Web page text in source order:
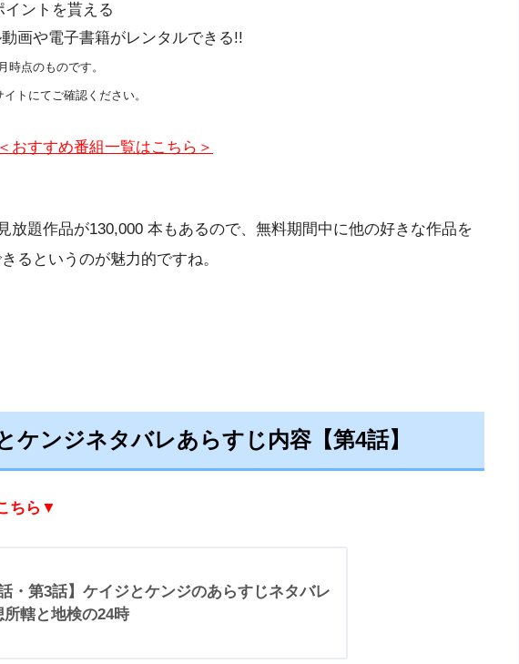
イントを貰える
画や電子書籍がレンタルできる!!
点のものです。
トにてご確認ください。
おすすめ番組一覧はこちら＞
放題作品が130,000 本もあるので、無料期間中に他の好きな作品を
るというのが魅力的ですね。
ケンジネタバレあらすじ内容【第4話】
ちら▼
話・第3話】ケイジとケンジのあらすじネタバレ
所轄と地検の24時